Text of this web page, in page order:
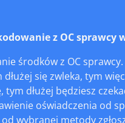
z OC sprawcy
środków z OC
się zwleka, tym
dłużej będziesz
oświadczenia od
wybranej metody